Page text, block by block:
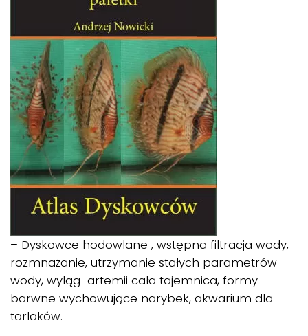
– Dyskowce hodowlane , wstępna filtracja wody,
rozmnażanie, utrzymanie stałych parametrów
wody, wyląg artemii cała tajemnica, formy
barwne wychowujące narybek, akwarium dla
tarlaków.